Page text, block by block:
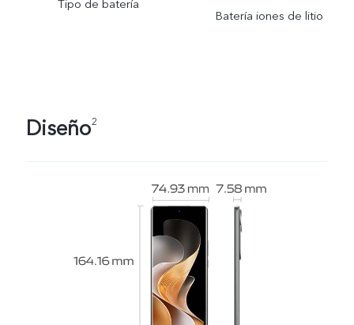
Tipo de batería
Batería iones de litio
Diseño2